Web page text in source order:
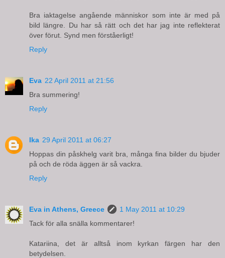
Bra iaktagelse angående människor som inte är med på
bild längre. Du har så rätt och det har jag inte reflekterat
över förut. Synd men förståerligt!
Reply
Eva 22 April 2011 at 21:56
Bra summering!
Reply
Ika 29 April 2011 at 06:27
Hoppas din påskhelg varit bra, många fina bilder du bjuder
på och de röda äggen är så vackra.
Reply
Eva in Athens, Greece
1 May 2011 at 10:29
Tack för alla snälla kommentarer!
Katariina, det är alltså inom kyrkan färgen har den
betydelsen.